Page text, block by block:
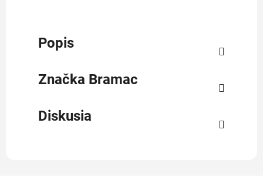
Popis
Značka Bramac
Diskusia